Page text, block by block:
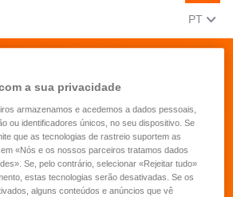
MUDAR
PT
a sua privacidade
armazenamos e acedemos a dados pessoais,
ou identificadores únicos, no seu dispositivo. Se
que as tecnologias de rastreio suportem as
«Nós e os nossos parceiros tratamos dados
Se, pelo contrário, selecionar «Rejeitar tudo»
estas tecnologias serão desativadas. Se os
alguns conteúdos e anúncios que vê